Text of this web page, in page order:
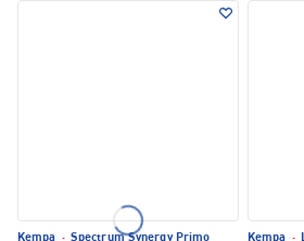
Kempa · Spectrum Synergy Primo
Kempa ·